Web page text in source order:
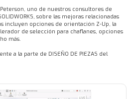
uno de nuestros consultores de
sobre las mejoras relacionadas
incluyen opciones de orientación Z-Up, la
de selección para chaflanes, opciones
más.
a la parte de DISEÑO DE PIEZAS del